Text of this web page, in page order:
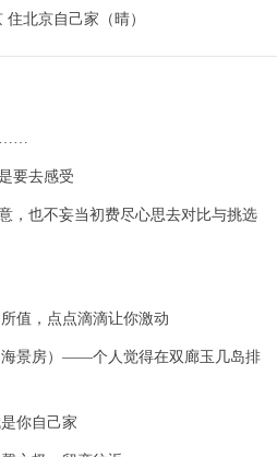
北京自己家（晴）
……
要去感受
，也不妄当初费尽心思去对比与挑选
值，点点滴滴让你激动
海景房）——个人觉得在双廊玉几岛排
你自己家